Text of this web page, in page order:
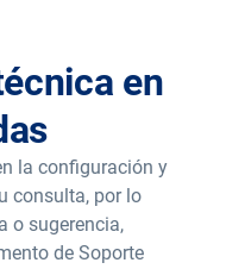
en
la configuración y
consulta, por lo
o sugerencia,
de Soporte